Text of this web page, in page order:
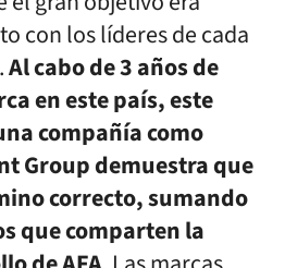
con los líderes de cada
Al cabo de 3 años de
en este país, este
compañía como
Group demuestra que
correcto, sumando
que comparten la